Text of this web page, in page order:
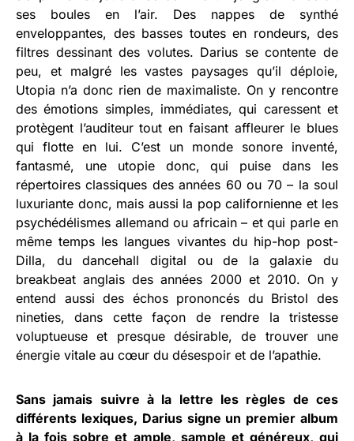
ses boules en l’air. Des nappes de synthé
enveloppantes, des basses toutes en rondeurs, des
filtres dessinant des volutes. Darius se contente de
peu, et malgré les vastes paysages qu’il déploie,
Utopia n’a donc rien de maximaliste. On y rencontre
des émotions simples, immédiates, qui caressent et
protègent l’auditeur tout en faisant affleurer le blues
qui flotte en lui. C’est un monde sonore inventé,
fantasmé, une utopie donc, qui puise dans les
répertoires classiques des années 60 ou 70 – la soul
luxuriante donc, mais aussi la pop californienne et les
psychédélismes allemand ou africain – et qui parle en
même temps les langues vivantes du hip-hop post-
Dilla, du dancehall digital ou de la galaxie du
breakbeat anglais des années 2000 et 2010. On y
entend aussi des échos prononcés du Bristol des
nineties, dans cette façon de rendre la tristesse
voluptueuse et presque désirable, de trouver une
énergie vitale au cœur du désespoir et de l’apathie.
Sans jamais suivre à la lettre les règles de ces
différents lexiques, Darius signe un premier album
à la fois sobre et ample, sample et généreux, qui